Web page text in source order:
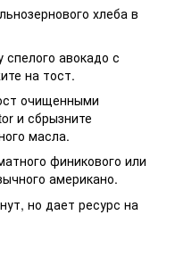
хлеба в
спелого авокадо с
на тост.
очищенными
и сбрызните
масла.
финикового или
американо.
но дает ресурс на